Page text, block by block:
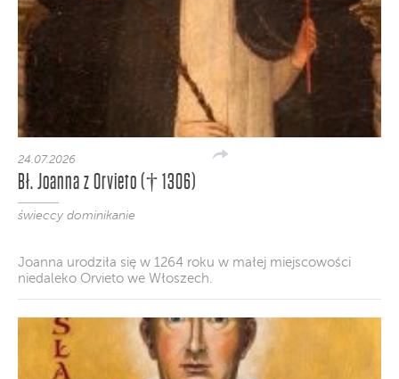
24.07.2026
Bł. Joanna z Orvieto († 1306)
świeccy dominikanie
Joanna urodziła się w 1264 roku w małej miejscowości
niedaleko Orvieto we Włoszech.